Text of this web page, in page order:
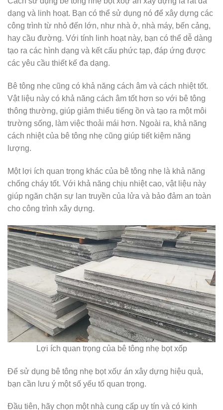
dạng và linh hoạt. Bạn có thể sử dụng nó để xây dựng các
công trình từ nhỏ đến lớn, như nhà ở, nhà máy, bến cảng,
hay cầu đường. Với tính linh hoạt này, bạn có thể dễ dàng
tạo ra các hình dạng và kết cấu phức tạp, đáp ứng được
các yêu cầu thiết kế đa dạng.
Bê tông nhẹ cũng có khả năng cách âm và cách nhiệt tốt.
Vật liệu này có khả năng cách âm tốt hơn so với bê tông
thông thường, giúp giảm thiểu tiếng ồn và tạo ra một môi
trường sống, làm việc thoải mái hơn. Ngoài ra, khả năng
cách nhiệt của bê tông nhẹ cũng giúp tiết kiệm năng
lượng.
Một lợi ích quan trọng khác của bê tông nhẹ là khả năng
chống cháy tốt. Với khả năng chịu nhiệt cao, vật liệu này
giúp ngăn chặn sự lan truyền của lửa và bảo đảm an toàn
cho công trình xây dựng.
Lợi ích quan trọng của bê tông nhẹ bọt xốp
Để sử dụng bê tông nhẹ bọt xốự án xây dựng hiệu quả,
bạn cần lưu ý một số yếu tố quan trọng.
Đầu tiên, hãy chọn một nhà cung cấp uy tín và có kinh